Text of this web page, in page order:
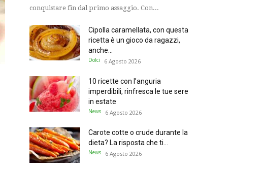
conquistare fin dal primo assaggio. Con...
Cipolla caramellata, con questa
ricetta è un gioco da ragazzi,
anche...
Dolci 6 Agosto 2026
10 ricette con l’anguria
imperdibili, rinfresca le tue sere
in estate
News 6 Agosto 2026
Carote cotte o crude durante la
dieta? La risposta che ti...
News 6 Agosto 2026